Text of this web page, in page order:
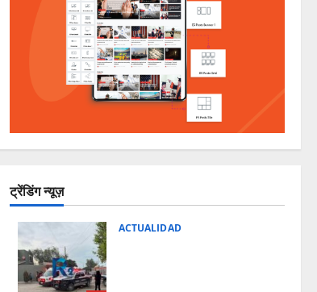
ट्रेंडिंग न्यूज़
ACTUALIDAD